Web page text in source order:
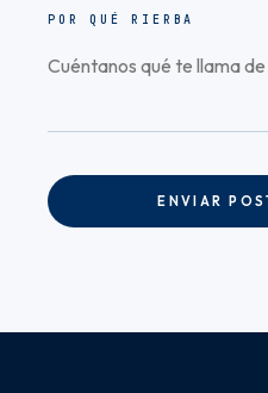
POR QUÉ RIERBA
ENVIAR